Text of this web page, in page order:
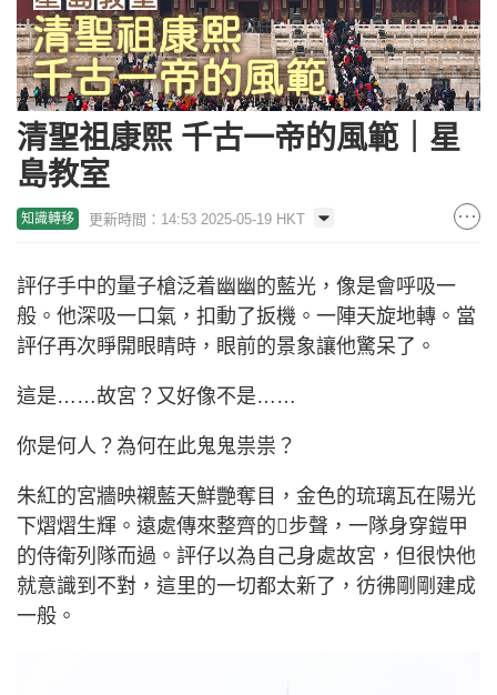
清聖祖康熙 千古一帝的風範｜星
島教室
知識轉移 更新時間：14:53 2025-05-19 HKT
評仔手中的量子槍泛着幽幽的藍光，像是會呼吸一
般。他深吸一口氣，扣動了扳機。一陣天旋地轉。當
評仔再次睜開眼睛時，眼前的景象讓他驚呆了。
這是……故宮？又好像不是……
你是何人？為何在此鬼鬼祟祟？
朱紅的宮牆映襯藍天鮮艷奪目，金色的琉璃瓦在陽光
下熠熠生輝。遠處傳來整齊的步聲，一隊身穿鎧甲
的侍衛列隊而過。評仔以為自己身處故宮，但很快他
就意識到不對，這里的一切都太新了，彷彿剛剛建成
一般。